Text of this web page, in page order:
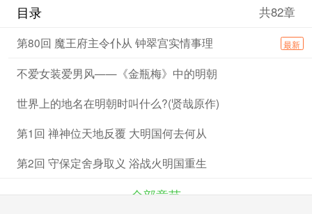
目录 共82章
第80回 魔王府主令仆从 钟翠宫实情事理 最新
不爱女装爱男风——《金瓶梅》中的明朝
世界上的地名在明朝时叫什么?(贤哉原作)
第1回 禅神位天地反覆 大明国何去何从
第2回 守保定舍身取义 浴战火明国重生
全部章节